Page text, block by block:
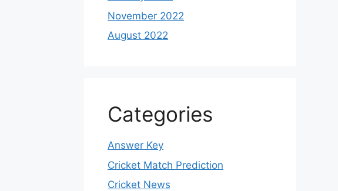
November 2022
August 2022
Categories
Answer Key
Cricket Match Prediction
Cricket News